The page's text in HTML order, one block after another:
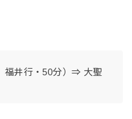
井行・50分）⇒ 大聖